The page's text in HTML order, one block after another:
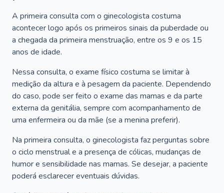
A primeira consulta com o ginecologista costuma
acontecer logo após os primeiros sinais da puberdade ou
a chegada da primeira menstruação, entre os 9 e os 15
anos de idade.
Nessa consulta, o exame físico costuma se limitar à
medição da altura e à pesagem da paciente. Dependendo
do caso, pode ser feito o exame das mamas e da parte
externa da genitália, sempre com acompanhamento de
uma enfermeira ou da mãe (se a menina preferir).
Na primeira consulta, o ginecologista faz perguntas sobre
o ciclo menstrual e a presença de cólicas, mudanças de
humor e sensibilidade nas mamas. Se desejar, a paciente
poderá esclarecer eventuais dúvidas.